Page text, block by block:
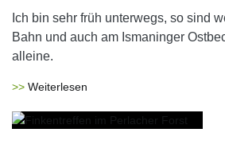
Ich bin sehr früh unterwegs, so sind
Bahn und auch am Ismaninger
alleine.
Weiterlesen